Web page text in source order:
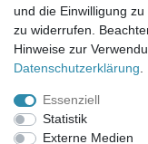
Montag - Dienstag:
Donnerstag: 8.00 -
KUNDENSERVICE
Telefon: (05241) 403
und die Einwilligung
zu widerrufen.
Hinweise zur
Daten­schutz­erklärung
Essenziell
Statistik
Externe Medien